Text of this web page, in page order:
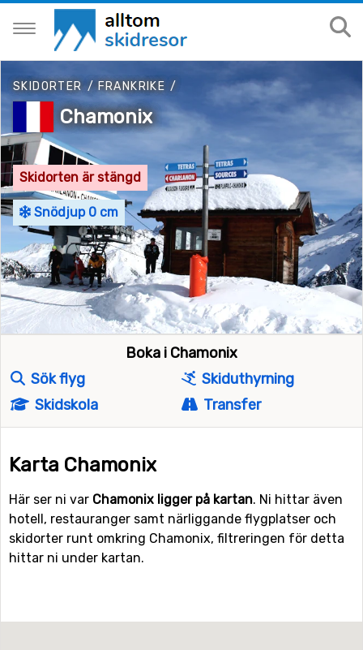
SKIDORTER /FRANKRIKE /
Chamonix
Skidorten är stängd
Snödjup 0 cm
Boka i Chamonix
Sök flyg
Skiduthyrning
Skidskola
Transfer
Karta Chamonix
Här ser ni var Chamonix ligger på kartan. Ni hittar även
hotell, restauranger samt närliggande flygplatser och
skidorter runt omkring Chamonix, filtreringen för detta
hittar ni under kartan.